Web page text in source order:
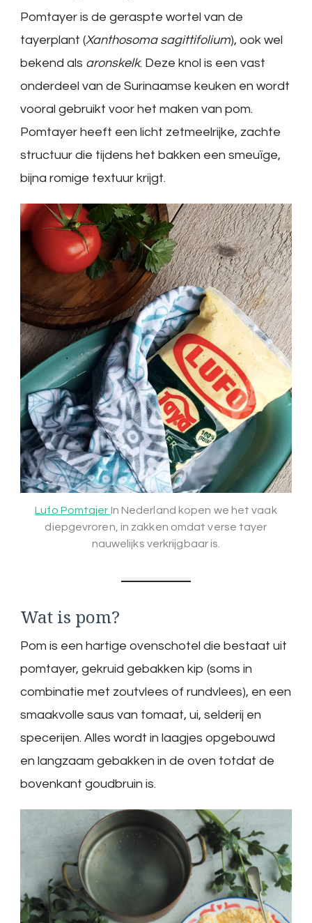
Pomtayer is de geraspte wortel van de
tayerplant (Xanthosoma sagittifolium), ook wel
bekend als aronskelk. Deze knol is een vast
onderdeel van de Surinaamse keuken en wordt
vooral gebruikt voor het maken van pom.
Pomtayer heeft een licht zetmeelrijke, zachte
structuur die tijdens het bakken een smeuïge,
bijna romige textuur krijgt.
Lufo Pomtajer In Nederland kopen we het vaak
diepgevroren, in zakken omdat verse tayer
nauwelijks verkrijgbaar is.
Wat is pom?
Pom is een hartige ovenschotel die bestaat uit
pomtayer, gekruid gebakken kip (soms in
combinatie met zoutvlees of rundvlees), en een
smaakvolle saus van tomaat, ui, selderij en
specerijen. Alles wordt in laagjes opgebouwd
en langzaam gebakken in de oven totdat de
bovenkant goudbruin is.